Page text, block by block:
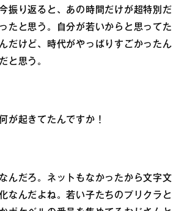
振り返ると、あの時間だけが超特別だ
ったと思う。自分が若いからと思ってた
んだけど、時代がやっぱりすごかったん
だと思う。
が起きてたんですか！
なんだろ。ネットもなかったから文字文
なんだよね。若い子たちのプリクラと